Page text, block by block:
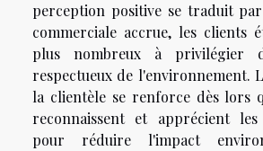
perception positive se traduit
commerciale accrue, les clients
plus nombreux à privilégier
respectueux de l'environnement.
la clientèle se renforce dès lors
reconnaissent et apprécient
pour réduire l'impact